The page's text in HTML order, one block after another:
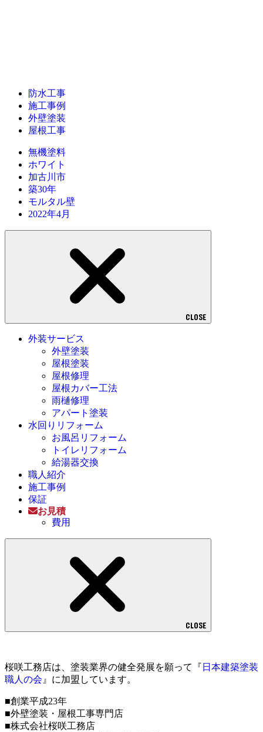
防水工事
施工事例
外壁塗装
屋根工事
無機塗料
ホワイト
加古川市
築30年
モルタル壁
2022年4月
CLOSE
外装サービス
外壁塗装
屋根塗装
屋根修理
屋根カバー工法
雨樋修理
アパート塗装
水回りリフォーム
お風呂リフォーム
トイレリフォーム
給湯器交換
職人紹介
施工事例
保証
お見積
費用
CLOSE
桜咲工務店は、塗装業界の健全発展を願って『 日本建築塗装
職人の会 』に加盟しています。
■創業平成23年
■外壁塗装・屋根工事専門店
■株式会社桜咲工務店